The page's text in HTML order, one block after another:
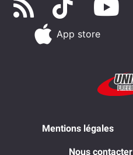
App store
Mentions légales
Nous contacter